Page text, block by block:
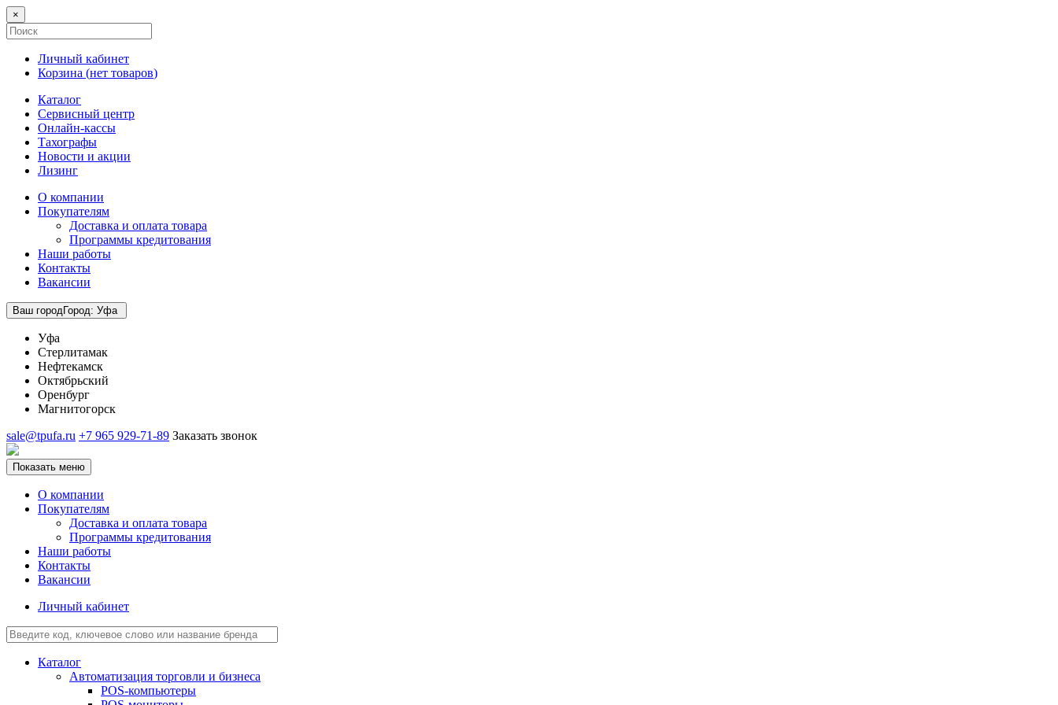
×
Личный кабинет
Корзина (нет товаров)
Каталог
Сервисный центр
Онлайн-кассы
Тахографы
Новости и акции
Лизинг
О компании
Покупателям
Доставка и оплата товара
Программы кредитования
Наши работы
Контакты
Вакансии
Ваш городГород: Уфа
Уфа
Стерлитамак
Нефтекамск
Октябрьский
Оренбург
Магнитогорск
sale@tpufa.ru +7 965 929-71-89 Заказать звонок
Показать меню
О компании
Покупателям
Доставка и оплата товара
Программы кредитования
Наши работы
Контакты
Вакансии
Личный кабинет
Каталог
Автоматизация торговли и бизнеса
POS-компьютеры